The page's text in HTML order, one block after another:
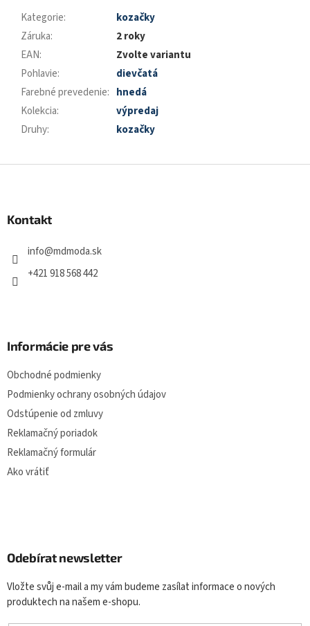
Kategorie:
kozačky
Záruka:
2 roky
EAN:
Zvolte variantu
Pohlavie:
dievčatá
Farebné prevedenie: hnedá
Kolekcia:
výpredaj
Druhy: kozačky
Kontakt
info@mdmoda.sk
+421 918 568 442
Informácie pre vás
Obchodné podmienky
Podmienky ochrany osobných údajov
Odstúpenie od zmluvy
Reklamačný poriadok
Reklamačný formulár
Ako vrátiť
Odebírat newsletter
Vložte svůj e-mail a my vám budeme zasílat informace o nových
produktech na našem e-shopu.